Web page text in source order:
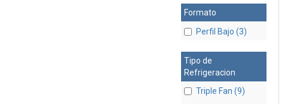
Formato
Perfil Bajo (3)
Tipo de
Refrigeracion
Triple Fan (9)